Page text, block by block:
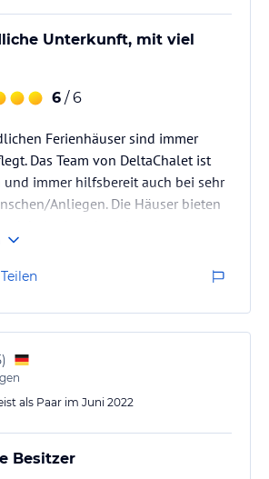
Unterkunft, mit viel
6 / 6
Ferienhäuser sind immer
Das Team von DeltaChalet ist
immer hilfsbereit auch bei sehr
Anliegen. Die Häuser bieten
Teilen
)
als Paar im Juni 2022
Besitzer